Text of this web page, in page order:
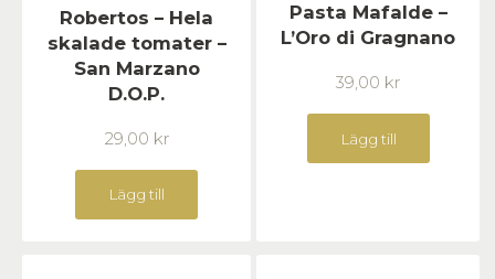
Robertos – Hela
skalade tomater –
San Marzano
D.O.P.
29,00 kr
Lägg till
Pasta Mafalde –
L’Oro di Gragnano
39,00 kr
Lägg till